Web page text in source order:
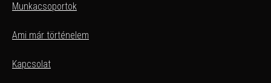
Munkacsoportok
Ami már történelem
Kapcsolat